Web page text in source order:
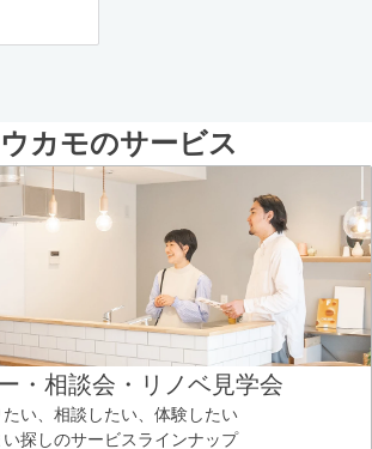
カモのサービス
・相談会・リノベ見学会
たい、相談したい、体験したい
い探しのサービスラインナップ